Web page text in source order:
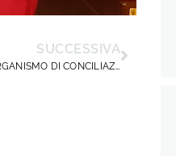
SUCCESSIVA
ESITI DELLA RIUNIONE DELL’ORGANISMO DI CONCILIAZIONE PRESSO IL MIUR